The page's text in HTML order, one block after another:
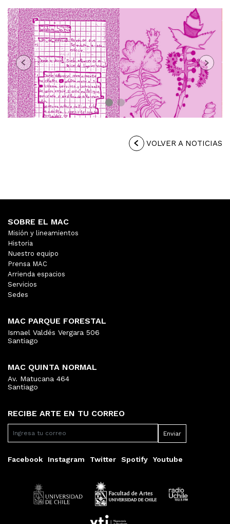
Previous Next
VOLVER A NOTICIAS
RECIBE ARTE EN TU CORREO
Facebook Instagram Twitter Spotify Youtube
SOBRE EL MAC
Misión y lineamientos
Historia
Nuestro equipo
Prensa MAC
Arrienda espacios
Servicios
Sedes
MAC PARQUE FORESTAL
Ismael Valdés Vergara 506
Santiago
MAC QUINTA NORMAL
Av. Matucana 464
Santiago